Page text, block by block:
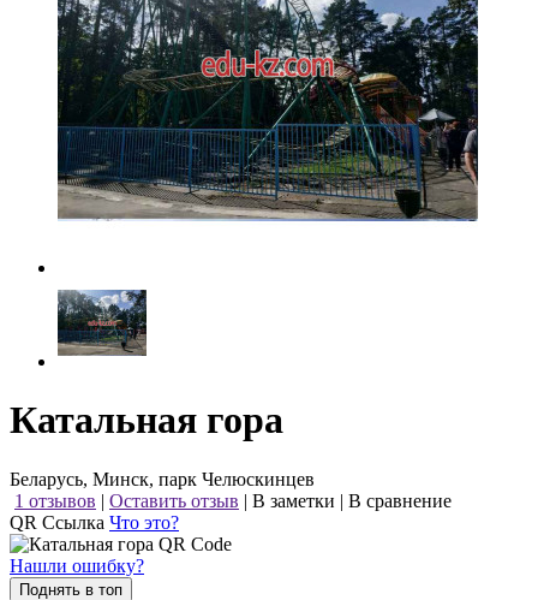
Катальная гора
Беларусь, Минск, парк Челюскинцев
1 отзывов | Оставить отзыв | В заметки | В сравнение
QR Ссылка Что это?
Нашли ошибку?
Поднять в топ